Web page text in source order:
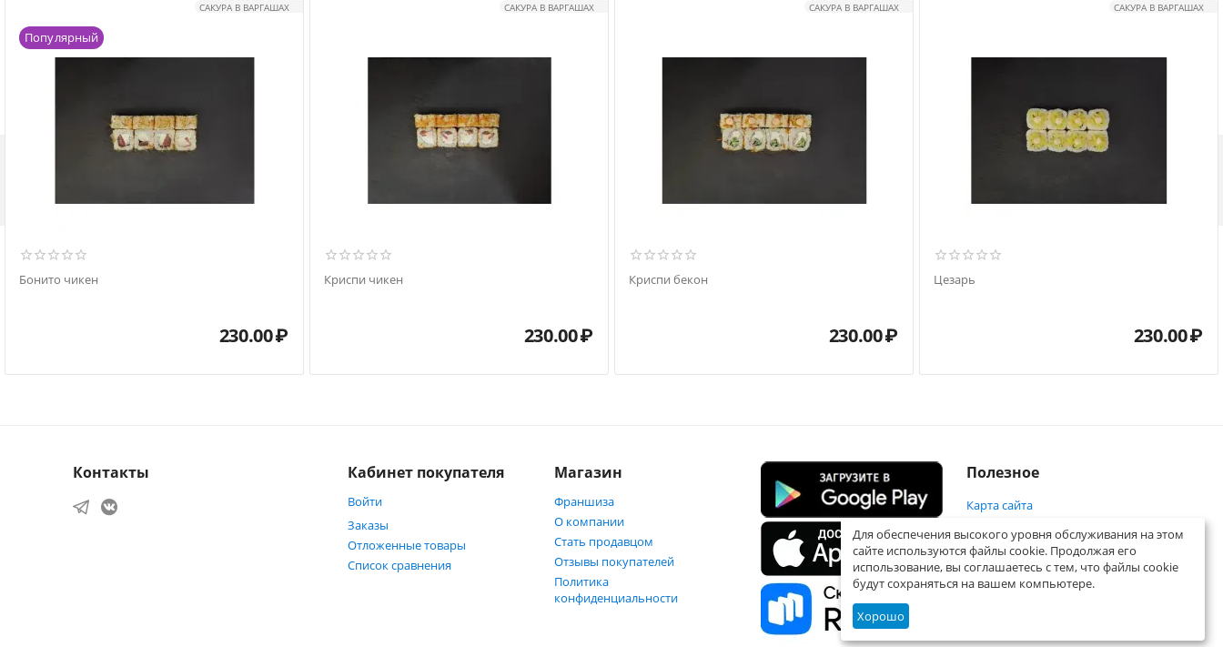
САКУРА В ВАРГАШАХ
Популярный
Бонито чикен
230.00₽
САКУРА В ВАРГАШАХ
Криспи чикен
230.00₽
САКУРА В ВАРГАШАХ
Криспи бекон
230.00₽
САКУРА В ВАРГАШАХ
Цезарь
230.00₽
Контакты Кабинет покупателя
Войти
Заказы
Отложенные товары
Список сравнения
Магазин
Франшиза
О компании
Стать продавцом
Отзывы покупателей
Политика
конфиденциальности
Полезное
Карта сайта
Для обеспечения высокого уровня обслуживания на этом
сайте используются файлы cookie. Продолжая его
использование, вы соглашаетесь с тем, что файлы cookie
будут сохраняться на вашем компьютере.
Хорошо